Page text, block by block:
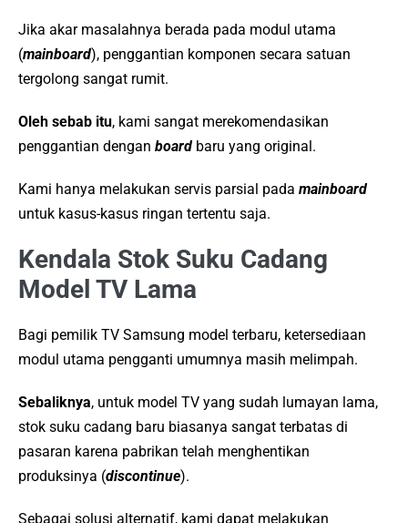
Jika akar masalahnya berada pada modul utama
(mainboard), penggantian komponen secara satuan
tergolong sangat rumit.
Oleh sebab itu, kami sangat merekomendasikan
penggantian dengan board baru yang original.
Kami hanya melakukan servis parsial pada mainboard
untuk kasus-kasus ringan tertentu saja.
Kendala Stok Suku Cadang
Model TV Lama
Bagi pemilik TV Samsung model terbaru, ketersediaan
modul utama pengganti umumnya masih melimpah.
Sebaliknya, untuk model TV yang sudah lumayan lama,
stok suku cadang baru biasanya sangat terbatas di
pasaran karena pabrikan telah menghentikan
produksinya (discontinue).
Sebagai solusi alternatif, kami dapat melakukan